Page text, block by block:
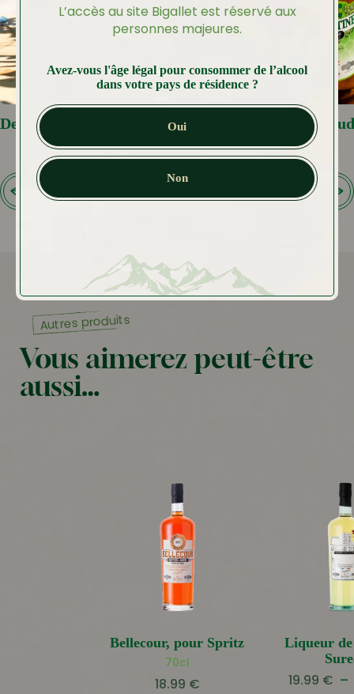
L’accès au site Bigallet est réservé aux
personnes majeures.
Avez-vous l'âge légal pour consommer de l’alcool
dans votre pays de résidence ?
Oui
Non
Dessertine Mule Chocolat
Autres produits
Vous aimerez peut-être
aussi…
Bellecour, pour Spritz
70cl
18.99 €
Liqueur
19.99 € –